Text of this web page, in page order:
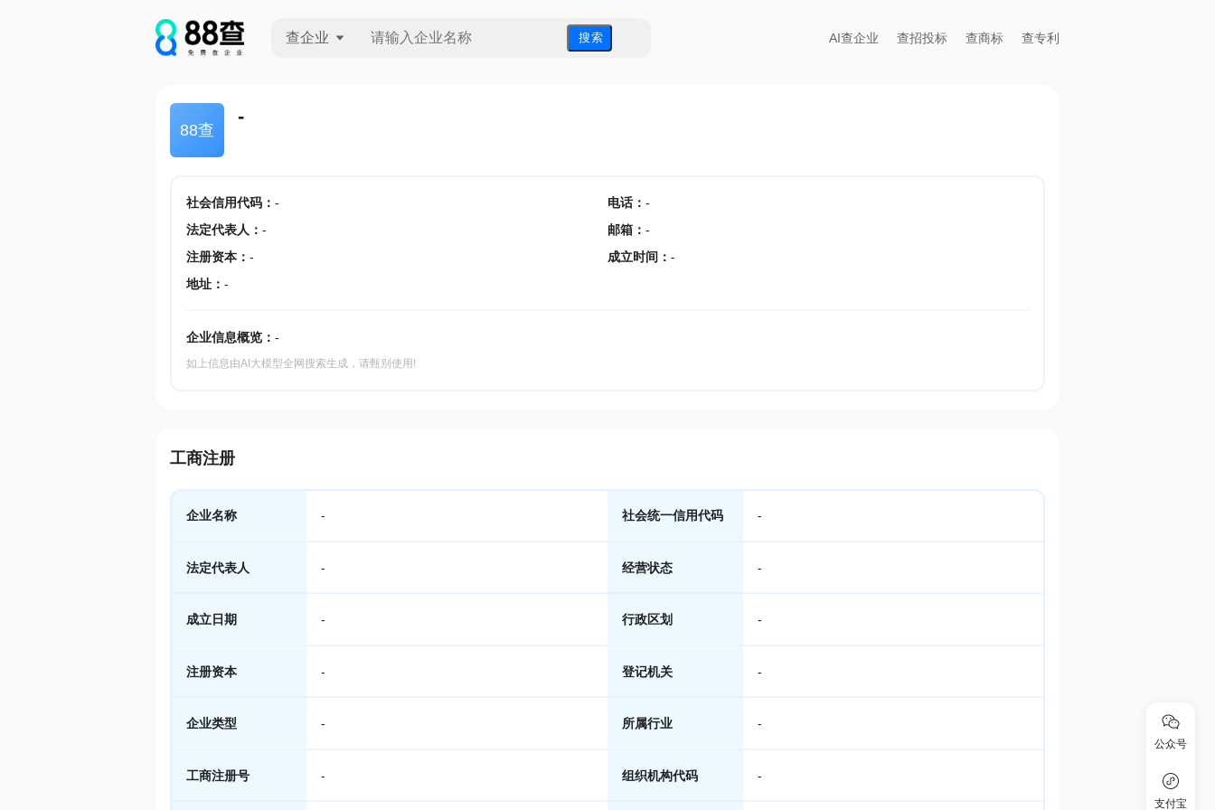
查企业 搜 索 AI查企业 查招投标 查商标 查专利
88查
-
社会信用代码： - 电话： -
法定代表人 ： - 邮箱 ： -
注册资本： - 成立时间 ： -
地址： -
企业信息概览： -
如上信息由AI大模型全网搜索生成，请甄别使用!
工商注册
企业名称 - 社会统一信用代码 -
法定代表人 - 经营状态 -
成立日期 - 行政区划 -
注册资本 - 登记机关 -
企业类型 - 所属行业 -
工商注册号 - 组织机构代码 -
公众号
支付宝